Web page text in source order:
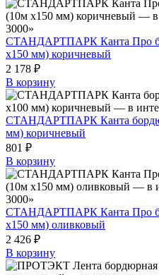
СТАНДАРТПАРК Канта Про
х150 мм) коричневый
2 178 ₽
В корзину
СТАНДАРТПАРК Канта
мм) коричневый
801 ₽
В корзину
СТАНДАРТПАРК Канта Про
х150 мм) оливковый
2 426 ₽
В корзину